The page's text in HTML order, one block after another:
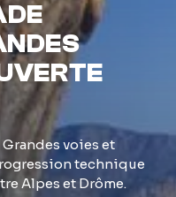
voies et
technique
Alpes et Drôme.